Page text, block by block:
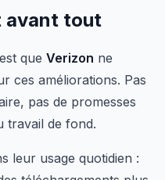
avant tout
que Verizon ne
ces améliorations. Pas
pas de promesses
travail de fond.
leur usage quotidien :